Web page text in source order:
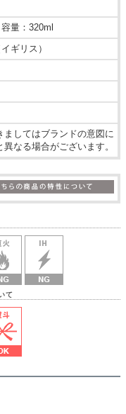
量：320ml
ギリス）
してはブランドの意図に
なる場合がございます。